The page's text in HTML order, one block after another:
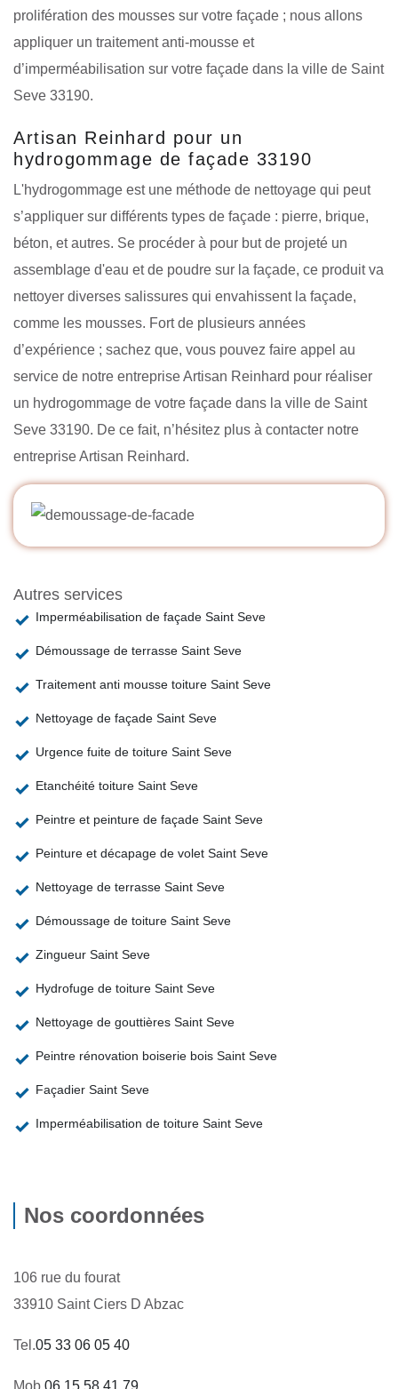
prolifération des mousses sur votre façade ; nous allons
appliquer un traitement anti-mousse et
d’imperméabilisation sur votre façade dans la ville de Saint
Seve 33190.
Artisan Reinhard pour un
hydrogommage de façade 33190
L'hydrogommage est une méthode de nettoyage qui peut
s’appliquer sur différents types de façade : pierre, brique,
béton, et autres. Se procéder à pour but de projeté un
assemblage d'eau et de poudre sur la façade, ce produit va
nettoyer diverses salissures qui envahissent la façade,
comme les mousses. Fort de plusieurs années
d’expérience ; sachez que, vous pouvez faire appel au
service de notre entreprise Artisan Reinhard pour réaliser
un hydrogommage de votre façade dans la ville de Saint
Seve 33190. De ce fait, n’hésitez plus à contacter notre
entreprise Artisan Reinhard.
Autres services
Imperméabilisation de façade Saint Seve
Démoussage de terrasse Saint Seve
Traitement anti mousse toiture Saint Seve
Nettoyage de façade Saint Seve
Urgence fuite de toiture Saint Seve
Etanchéité toiture Saint Seve
Peintre et peinture de façade Saint Seve
Peinture et décapage de volet Saint Seve
Nettoyage de terrasse Saint Seve
Démoussage de toiture Saint Seve
Zingueur Saint Seve
Hydrofuge de toiture Saint Seve
Nettoyage de gouttières Saint Seve
Peintre rénovation boiserie bois Saint Seve
Façadier Saint Seve
Imperméabilisation de toiture Saint Seve
Nos coordonnées
106 rue du fourat
33910 Saint Ciers D Abzac
Tel.05 33 06 05 40